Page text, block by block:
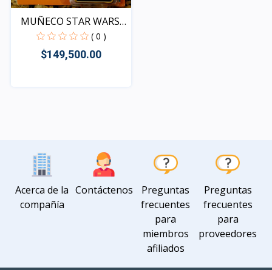
MUÑECO STAR WARS
EPISOD...
( 0 )
$149,500.00
Acerca de la
compañía
Contáctenos
Preguntas
frecuentes
para
miembros
afiliados
Preguntas
frecuentes
para
proveedores